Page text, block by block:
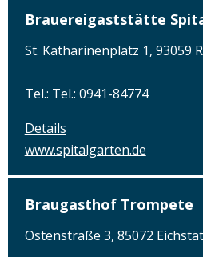
Brauereigaststätte
St. Katharinenplatz 1, 93059
Tel.: Tel.: 0941-84774
Details
www.spitalgarten.de
Braugasthof Trompete
Ostenstraße 3, 85072